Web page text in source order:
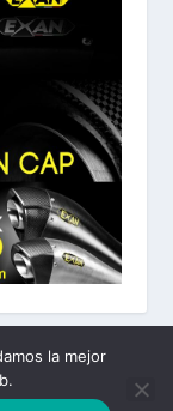
por WordPress
la mejor